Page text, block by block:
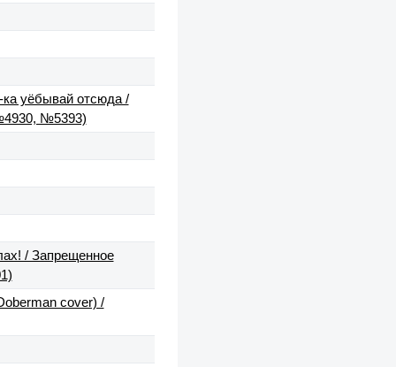
уёбывай отсюда /
№5393)
/ Запрещенное
cover) /